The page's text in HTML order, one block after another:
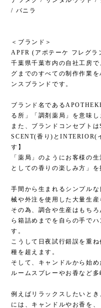
/ バニラ
＜ブランド＞
APFR (アポテーケ フレグラ
千葉県千葉市内の自社工房
グまでのすべての制作作業
ンスブランドです。
ブランド名である
る所」「調剤薬局」を意味し
また、ブランドコンセプト
SCENT(香り)とINTERIOR(
す】
「薬局」のようにお客様の
としての香りの楽しみ方」を
手間から生まれるシンプル
械や外注を使用した大量生産
その為、調合や生産はもち
ら箱詰めまでを自らの手で
す。
こうして日夜試行錯誤を重
種を超えます。
そして、キャンドルから始
ルームスプレーやお香など多
例えばリラックスしたいと
には、キャンドルやお香を、